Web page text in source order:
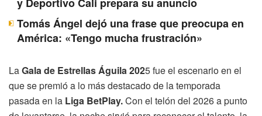
Tomás Ángel dejó una frase que preocupa en
América: «Tengo mucha frustración»
LaGala de Estrellas Águila 2025 fue el escenario en el
que se premió a lo más destacado de la temporada
pasada en la Liga BetPlay.Con el telón del 2026 a punto